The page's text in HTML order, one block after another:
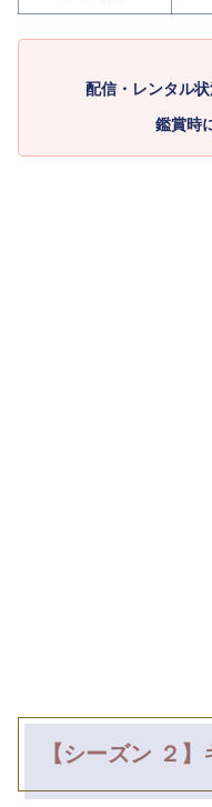
配信・レンタル
鑑賞時
【シーズン ２